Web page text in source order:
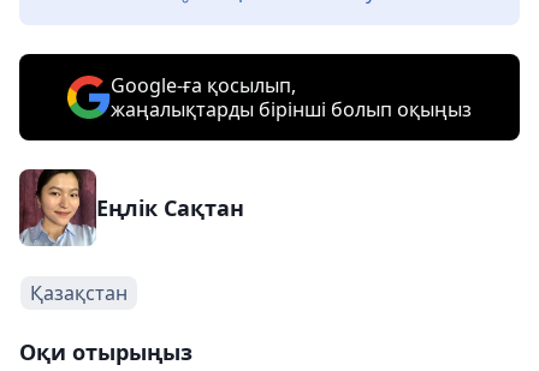
Google-ға қосылып,
жаңалықтарды бірінші болып оқыңыз
Еңлік Сақтан
Қазақстан
Оқи отырыңыз